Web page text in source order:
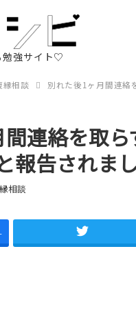
勉強サイト♡
縁相談 別れた後1ヶ月間連絡
連絡を取
報告されま
ゴリー
相談
-